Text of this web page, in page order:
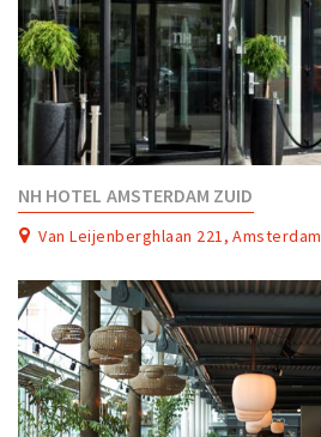
NH HOTEL AMSTERDAM ZUID
Van Leijenberghlaan 221, Amsterdam